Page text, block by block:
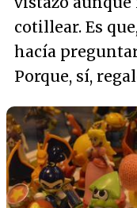
cotillear. Es
hacía
Porque, sí,